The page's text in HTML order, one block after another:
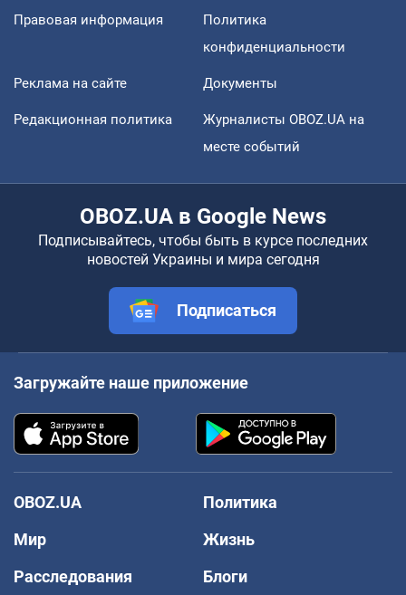
Правовая информация
Политика
конфиденциальности
Реклама на сайте Документы
Редакционная политика
Журналисты OBOZ.UA на
месте событий
OBOZ.UA в Google News
Подписывайтесь, чтобы быть в курсе последних
новостей Украины и мира сегодня
Подписаться
Загружайте наше приложение
OBOZ.UA
Политика
Мир
Жизнь
Расследования
Блоги